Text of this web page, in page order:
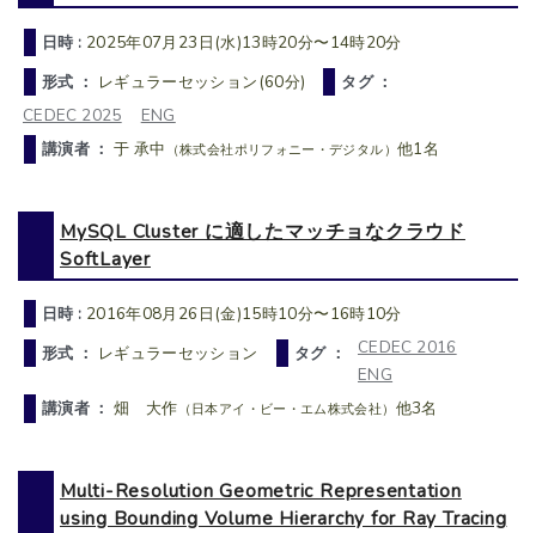
日時 : 2025年07月23日(水)13時20分〜14時20分
形式 ： レギュラーセッション(60分)
タグ ：
CEDEC 2025
ENG
講演者 ：于 承中 （株式会社ポリフォニー・デジタル） 他1名
MySQL Cluster に適したマッチョなクラウド
SoftLayer
日時 : 2016年08月26日(金)15時10分〜16時10分
形式 ： レギュラーセッション タグ ：
CEDEC 2016
ENG
講演者 ：畑 大作 （日本アイ・ビー・エム株式会社） 他3名
Multi-Resolution Geometric Representation
using Bounding Volume Hierarchy for Ray Tracing